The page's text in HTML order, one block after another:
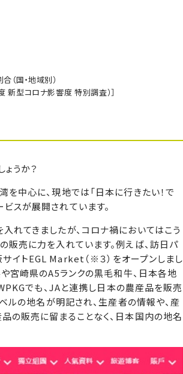
国・地域別）
新型コロナ影響度 特別調査）］
うか？
中心に、現地では「日本に行きたい！で
スが展開されています。
れてきましたが、コロナ禍においてはこう
販売に力を入れています。例えば、訪日パ
イトEGL Market（※３）をオープンしまし
宮崎県のA5ランクの黒毛和牛、日本各地
でも、JAと連携し日本の農産品を販売
ルの地名が明記され、生産者の情報や、産
の販売に留まることなく、日本国内の地名